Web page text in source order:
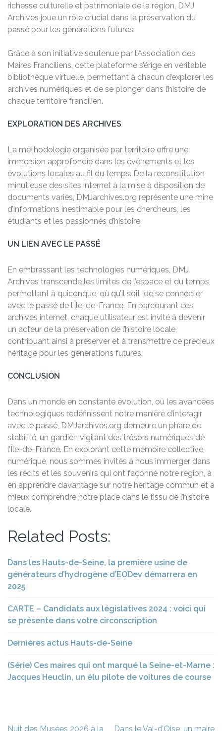
richesse culturelle et patrimoniale de la région, DMJ
Archives joue un rôle crucial dans la préservation du
passé pour les générations futures.
Grâce à son initiative soutenue par l’Association des
Maires Franciliens, cette plateforme s’érige en véritable
bibliothèque virtuelle, permettant à chacun d’explorer les
archives numériques et de se plonger dans l’histoire de
chaque territoire francilien.
EXPLORATION DES ARCHIVES
La méthodologie organisée par territoire offre une
immersion approfondie dans les événements et les
évolutions locales au fil du temps. De la reconstitution
minutieuse des sites internet à la mise à disposition de
documents variés, DMJarchives.org représente une mine
d’informations inestimable pour les chercheurs, les
étudiants et les passionnés d’histoire.
UN LIEN AVEC LE PASSÉ
En embrassant les technologies numériques, DMJ
Archives transcende les limites de l’espace et du temps,
permettant à quiconque, où qu’il soit, de se connecter
avec le passé de l’Île-de-France. En parcourant ces
archives internet, chaque utilisateur est invité à devenir
un acteur de la préservation de l’histoire locale,
contribuant ainsi à préserver et à transmettre ce précieux
héritage pour les générations futures.
CONCLUSION
Dans un monde en constante évolution, où les avancées
technologiques redéfinissent notre manière d’interagir
avec le passé, DMJarchives.org demeure un phare de
stabilité, un gardien vigilant des trésors numériques de
l’Île-de-France. En explorant cette mémoire collective
numérique, nous sommes invités à nous immerger dans
les récits et les souvenirs qui ont façonné notre région, à
en apprendre davantage sur notre héritage commun et à
mieux comprendre notre place dans le tissu de l’histoire
locale.
Related Posts:
Dans les Hauts-de-Seine, la première usine de
générateurs d’hydrogène d’EODev démarrera en
2025
CARTE – Candidats aux législatives 2024 : voici qui
se présente dans votre circonscription
Dernières actus Hauts-de-Seine
(Série) Ces maires qui ont marqué la Seine-et-Marne :
Jacques Heuclin, un élu pilote de voitures de course
Nuit des Musées 2026 à la Dans le Val-d’Oise, un maire